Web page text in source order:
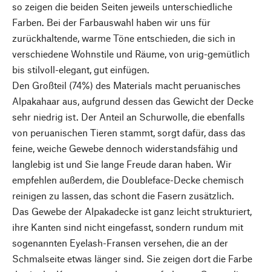
so zeigen die beiden Seiten jeweils unterschiedliche
Farben. Bei der Farbauswahl haben wir uns für
zurückhaltende, warme Töne entschieden, die sich in
verschiedene Wohnstile und Räume, von urig-gemütlich
bis stilvoll-elegant, gut einfügen.
Den Großteil (74%) des Materials macht peruanisches
Alpakahaar aus, aufgrund dessen das Gewicht der Decke
sehr niedrig ist. Der Anteil an Schurwolle, die ebenfalls
von peruanischen Tieren stammt, sorgt dafür, dass das
feine, weiche Gewebe dennoch widerstandsfähig und
langlebig ist und Sie lange Freude daran haben. Wir
empfehlen außerdem, die Doubleface-Decke chemisch
reinigen zu lassen, das schont die Fasern zusätzlich.
Das Gewebe der Alpakadecke ist ganz leicht strukturiert,
ihre Kanten sind nicht eingefasst, sondern rundum mit
sogenannten Eyelash-Fransen versehen, die an der
Schmalseite etwas länger sind. Sie zeigen dort die Farbe